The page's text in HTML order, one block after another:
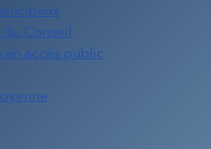
du Conseil
accès public